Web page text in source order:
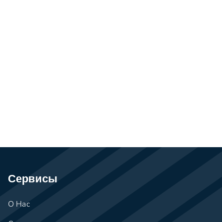
Сервисы
О Нас